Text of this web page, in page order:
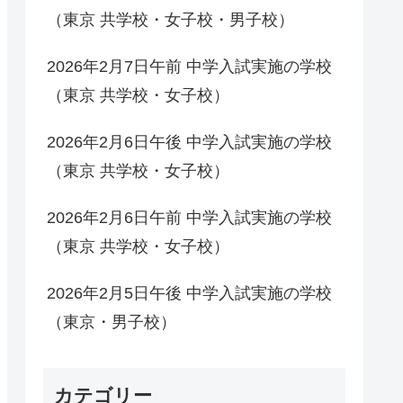
（東京 共学校・女子校・男子校）
2026年2月7日午前 中学入試実施の学校
（東京 共学校・女子校）
2026年2月6日午後 中学入試実施の学校
（東京 共学校・女子校）
2026年2月6日午前 中学入試実施の学校
（東京 共学校・女子校）
2026年2月5日午後 中学入試実施の学校
（東京・男子校）
カテゴリー